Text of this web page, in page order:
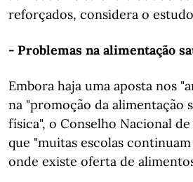
reforçados, considera o
- Problemas na alimentação
Embora haja uma aposta nos
na "promoção da alimentação
física", o Conselho Nacional
que "muitas escolas continuam
onde existe oferta de